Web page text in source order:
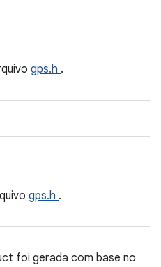
gps.h .
gps.h .
foi gerada com base no